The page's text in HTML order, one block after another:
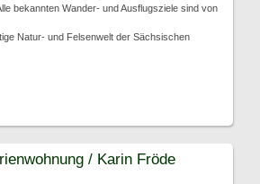
bekannten Wander- und Ausflugsziele sind von
Natur- und Felsenwelt der Sächsischen
/ Karin Fröde